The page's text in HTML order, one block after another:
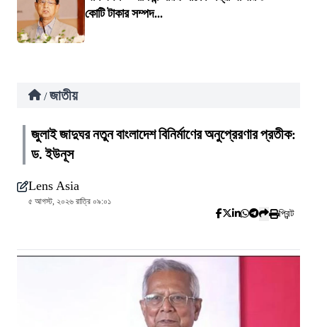
কোটি টাকার সম্পদ...
/ জাতীয়
জুলাই জাদুঘর নতুন বাংলাদেশ বিনির্মাণের অনুপ্রেরণার প্রতীক:
ড. ইউনূস
Lens Asia
৫ আগস্ট, ২০২৬ রাত্রি ০৯:০১
প্রিন্ট